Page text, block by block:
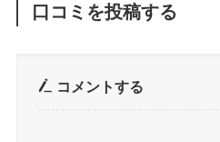
口コミを投稿する
コメントする